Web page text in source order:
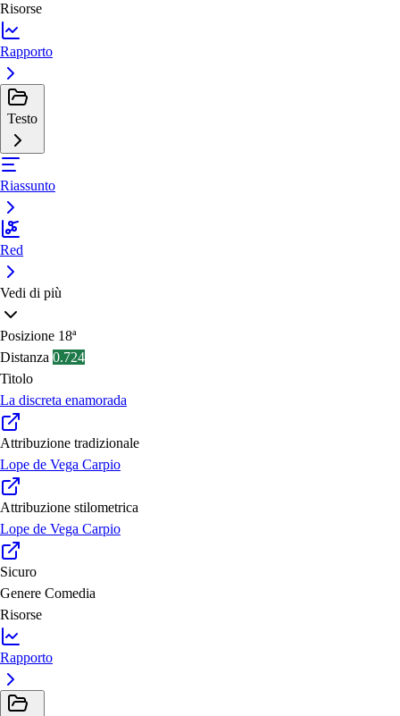
Risorse
Rapporto
Testo
Riassunto
Red
Vedi di più
Posizione 18ª
Distanza 0.724
Titolo
La discreta enamorada
Attribuzione tradizionale
Lope de Vega Carpio
Attribuzione stilometrica
Lope de Vega Carpio
Sicuro
Genere Comedia
Risorse
Rapporto